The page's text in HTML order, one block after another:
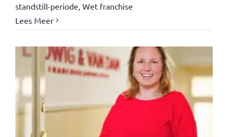
standstill-periode Wet franchise
Lees Meer